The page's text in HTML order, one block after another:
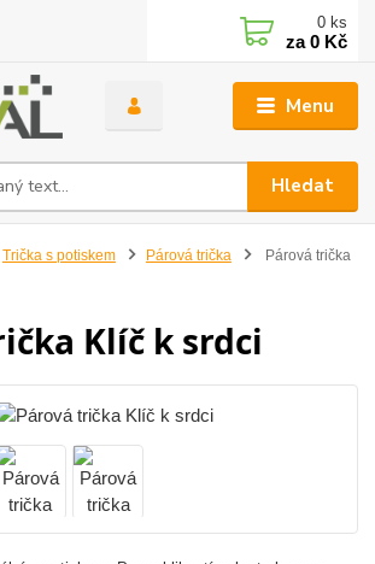
Menu
Hledat
0 ks
za0 Kč
Trička s potiskem Párová trička
Párová trička
Klíč k srdci